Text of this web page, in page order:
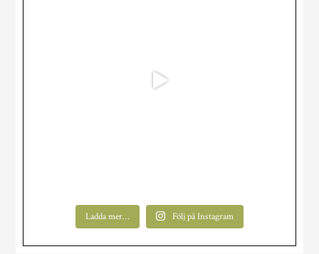
Ladda mer… Följ på Instagram